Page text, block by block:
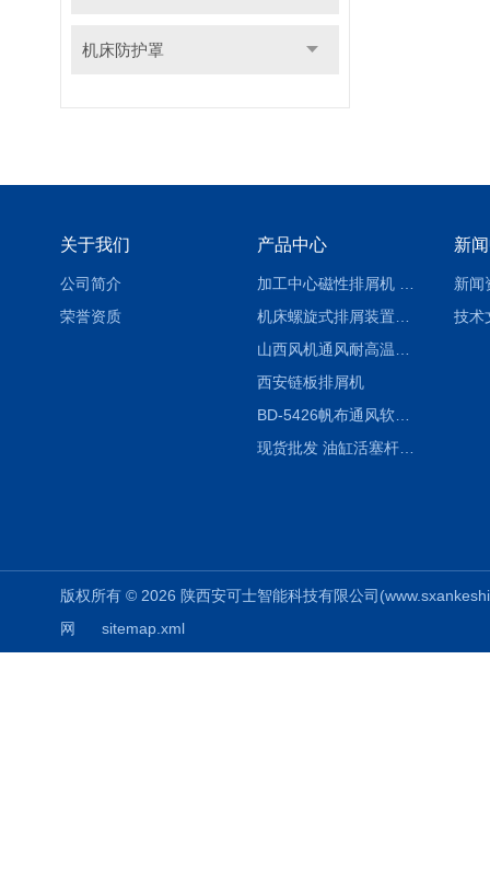
机床防护罩
关于我们
公司简介
荣誉资质
产品中心
西安链板排屑机
BD-5426帆布通风软连接水泥布袋陕西生产厂家
现货批发 油缸活塞杆圆形保护套
新
新闻
技术
版权所有 © 2026 陕西安可士智能科技有限公司
网
sitemap.xml